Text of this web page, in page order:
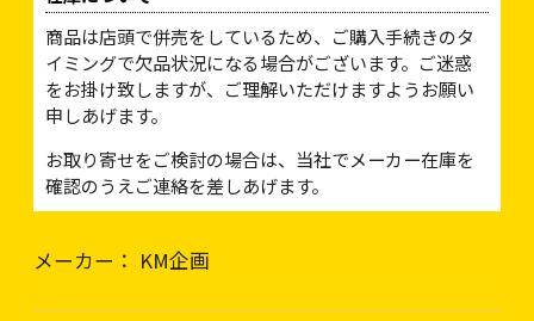
商品は店頭で併売をしているため、ご購入手続きのタ
イミングで欠品状況になる場合がございます。ご迷惑
をお掛け致しますが、ご理解いただけますようお願い
申しあげます。
お取り寄せをご検討の場合は、当社でメーカー在庫を
確認のうえご連絡を差しあげます。
メーカー： KM企画